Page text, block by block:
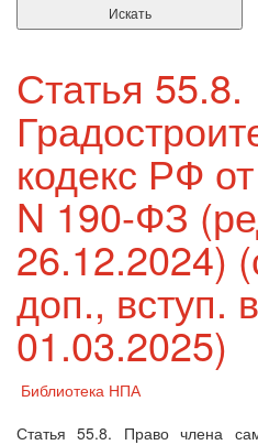
Статья 55.8.
кодекс РФ
N 190-ФЗ
26.12.2024)
доп., вступ.
01.03.2025)
Библиотека НПА
Статья 55.8. Право члена